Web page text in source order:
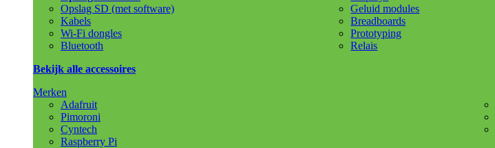
Opslag SD (met software)
Kabels
Wi-Fi dongles
Bluetooth
Geluid modules
Breadboards
Prototyping
Relais
Bekijk alle accessoires
Merken
Adafruit
Pimoroni
Cyntech
Raspberry Pi